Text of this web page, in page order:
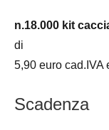
n.18.000 kit
di
5,90 euro cad.IVA
Scadenza